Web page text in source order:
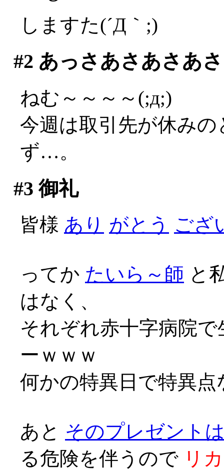
しますた(´Д｀;)
#2 あっさあさあさあ
ねむ～～～～(;д;)
今週は取引先が休み
ず…。
#3 御礼
皆様 あり がとう ござ
ってか たいら～師 と
はなく、
それぞれ赤十字病院
ーｗｗｗ
何かの特異日で特異
あと そのプレゼント
る危険を伴うので リ